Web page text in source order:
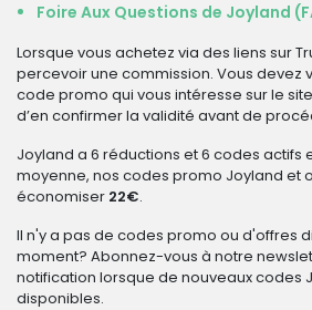
Foire Aux Questions de Joyland
Lorsque vous achetez via des liens sur
percevoir une commission. Vous devez
code promo qui vous intéresse sur le
d’en confirmer la validité avant de
Joyland a 6 réductions et 6 codes actifs
moyenne, nos codes promo Joyland et
économiser 22€.
Il n'y a pas de codes promo ou d'offres
moment? Abonnez-vous à notre
notification lorsque de nouveaux codes
disponibles.